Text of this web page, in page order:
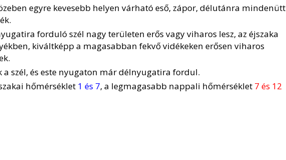
egyre kevesebb helyen várható eső, zápor, délutánra mindenütt
forduló szél nagy területen erős vagy viharos lesz, az éjszaka
kiváltképp a magasabban fekvő vidékeken erősen viharos
szél, és este nyugaton már délnyugatira fordul.
hőmérséklet 1 és 7, a legmagasabb nappali hőmérséklet 7 és 12